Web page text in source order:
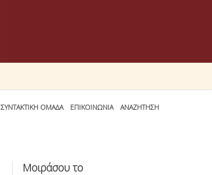
ΣΥΝΤΑΚΤΙΚΗ ΟΜΑΔΑ ΕΠΙΚΟΙΝΩΝΙΑ ΑΝΑΖΗΤΗΣΗ
Μοιράσου το